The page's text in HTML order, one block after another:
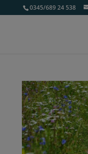
0345/689 24 538